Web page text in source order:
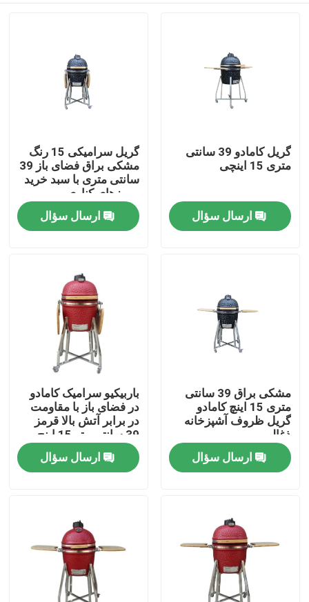
خانه
کارخانه تور
تماس با ما
اخبار
کباب پز سرامیکی
کوره ذغالی سرامیکی
گریل کامادو 39 سانتی
متری 15 اینچی
ارسال سؤال
گریل سرامیکی 15 رنگ
مشکی براق فضای باز 39
سانتی متری با سبد خرید
و میزهای کناری
ارسال سؤال
مشکی براق 39 سانتی
متری 15 اینچ کامادو
گریل ظروف آشپزخانه
ذغالی
ارسال سؤال
باربیکیو سرامیک کامادو
در فضای باز با مقاومت
در برابر آتش بالا قرمز
39 سانتی متر 15 اینچ
ارسال سؤال